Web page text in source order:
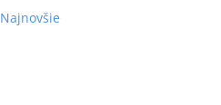
Najnovšie